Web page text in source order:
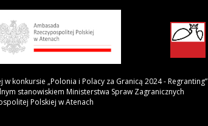
konkursie „Polonia i Polacy za Granicą 2024 - Regranting”
stanowiskiem Ministerstwa Spraw Zagranicznych
Polskiej w Atenach